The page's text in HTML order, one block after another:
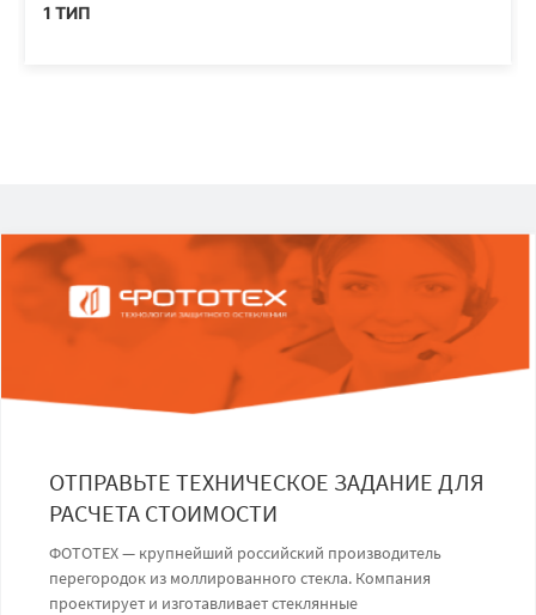
1 ТИП
ОТПРАВЬТЕ ТЕХНИЧЕСКОЕ ЗАДАНИЕ ДЛЯ
РАСЧЕТА СТОИМОСТИ
ФОТОТЕХ — крупнейший российский производитель
перегородок из моллированного стекла. Компания
проектирует и изготавливает стеклянные